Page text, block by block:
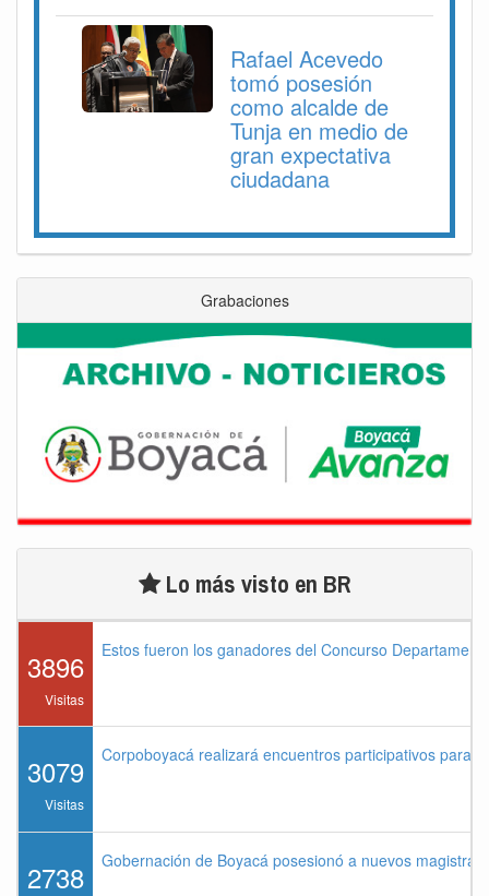
Rafael Acevedo
tomó posesión
como alcalde de
Tunja en medio de
gran expectativa
ciudadana
Grabaciones
Lo más visto en BR
3896
Visitas
Estos fueron los ganadores del Concurso
3079
Visitas
Corpoboyacá realizará encuentros participativos para
2738 Gobernación de Boyacá posesionó a nuevos